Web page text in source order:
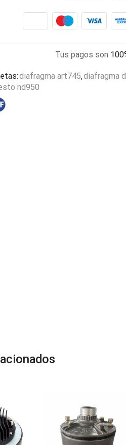
Tus pagos son
diafragma art745,diafragma
nd950